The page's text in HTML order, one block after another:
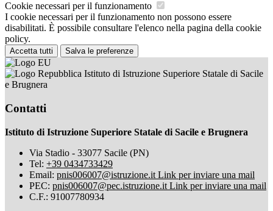
Cookie necessari per il funzionamento
I cookie necessari per il funzionamento non possono essere
disabilitati. È possibile consultare l'elenco nella pagina della cookie
policy.
Accetta tutti Salva le preferenze
Istituto di Istruzione Superiore Statale di Sacile
e Brugnera
Contatti
Istituto di Istruzione Superiore Statale di Sacile e Brugnera
Via Stadio - 33077 Sacile (PN)
Tel: +39 0434733429
Email: pnis006007@istruzione.it Link per inviare una mail
PEC: pnis006007@pec.istruzione.it Link per inviare una mail
C.F.: 91007780934